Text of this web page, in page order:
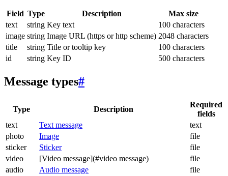
Field Type Description
Max size
text
string Key text
100 characters
image string Image URL (https or http scheme) 2048 characters
title
string Title or tooltip key
100 characters
id
string Key ID 500 characters
Message types#
Type Description
Required
fields
text
Text message
text
photo
Image
file
sticker
Sticker
file
video
[Video message](#video message)
file
audio
Audio message file